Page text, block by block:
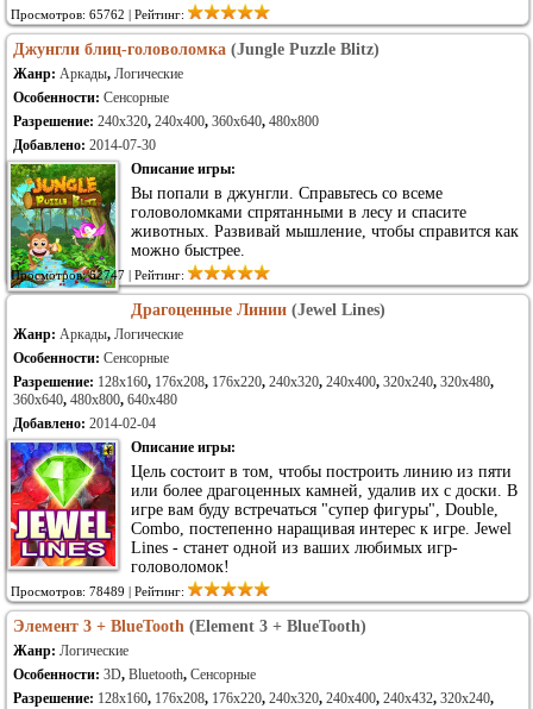
Просмотров: 65762 | Рейтинг:
Джунгли блиц-головоломка (Jungle Puzzle Blitz)
Жанр: Аркады, Логические
Особенности: Сенсорные
Разрешение: 240x320, 240x400, 360x640, 480x800
Добавлено: 2014-07-30
Описание игры:
Вы попали в джунгли. Справьтесь со всеме
головоломками спрятанными в лесу и спасите
животных. Развивай мышление, чтобы справится как
можно быстрее.
Просмотров: 62747 | Рейтинг:
Драгоценные Линии (Jewel Lines)
Жанр: Аркады, Логические
Особенности: Сенсорные
Разрешение: 128x160, 176x208, 176x220, 240x320, 240x400, 320x240, 320x480,
360x640, 480x800, 640x480
Добавлено: 2014-02-04
Описание игры:
Цель состоит в том, чтобы построить линию из пяти
или более драгоценных камней, удалив их с доски. В
игре вам буду встречаться "супер фигуры", Double,
Combo, постепенно наращивая интерес к игре. Jewel
Lines - станет одной из ваших любимых игр-
головоломок!
Просмотров: 78489 | Рейтинг:
Элемент 3 + BlueTooth (Element 3 + BlueTooth)
Жанр: Логические
Особенности: 3D, Bluetooth, Сенсорные
Разрешение: 128x160, 176x208, 176x220, 240x320, 240x400, 240x432, 320x240,